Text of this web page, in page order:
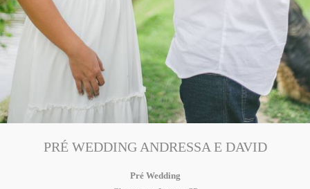
PRÉ WEDDING ANDRESSA E DAVID
Pré Wedding